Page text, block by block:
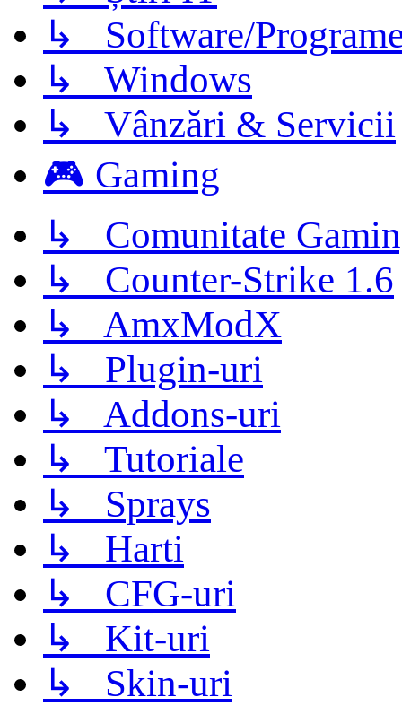
↳ Software/
↳ Windows
↳ Vânzări & Servicii
🎮 Gaming
↳ Comunitate
↳ Counter-Strike 1.6
↳ AmxModX
↳ Plugin-uri
↳ Addons-uri
↳ Tutoriale
↳ Sprays
↳ Harti
↳ CFG-uri
↳ Kit-uri
↳ Skin-uri